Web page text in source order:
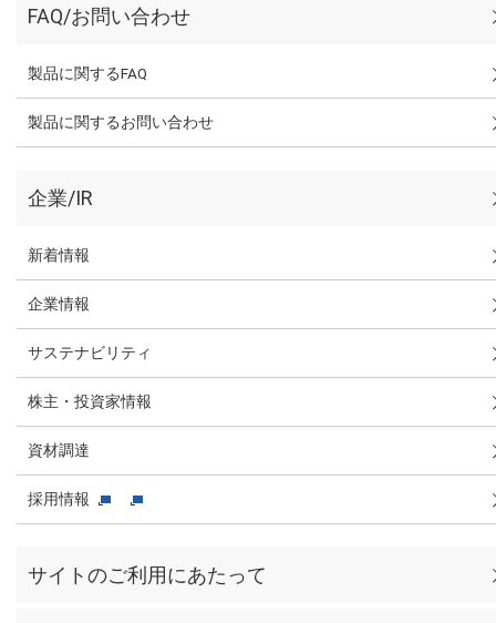
FAQ/お問い合わせ
製品に関するFAQ
製品に関するお問い合わせ
企業/IR
新着情報
企業情報
サステナビリティ
株主・投資家情報
資材調達
採用情報
サイトのご利用にあたって